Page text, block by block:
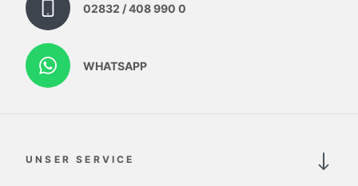
02832 / 408 990 0
WHATSAPP
UNSER SERVICE